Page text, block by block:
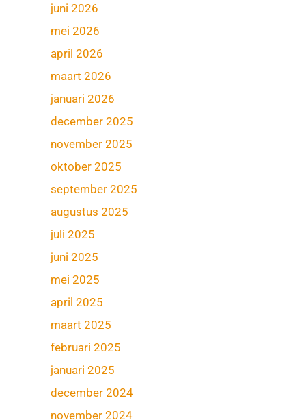
juni 2026
mei 2026
april 2026
maart 2026
januari 2026
december 2025
november 2025
oktober 2025
september 2025
augustus 2025
juli 2025
juni 2025
mei 2025
april 2025
maart 2025
februari 2025
januari 2025
december 2024
november 2024